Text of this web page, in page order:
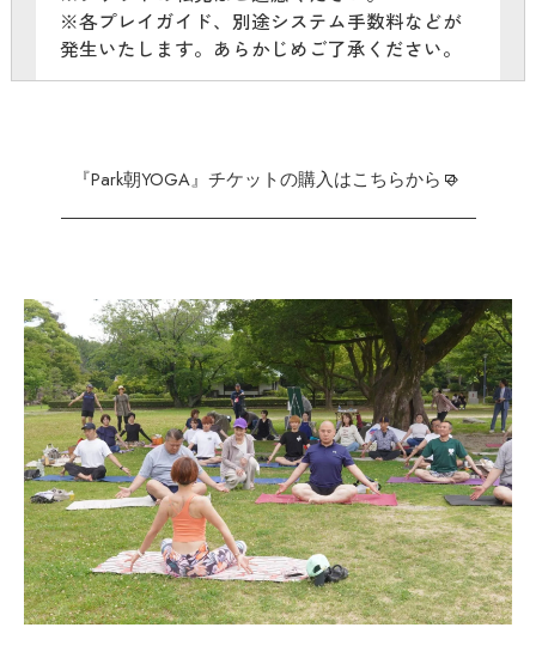
※各プレイガイド、別途システム手数料などが
発生いたします。あらかじめご了承ください。
『Park朝YOGA』チケットの購入はこちらから